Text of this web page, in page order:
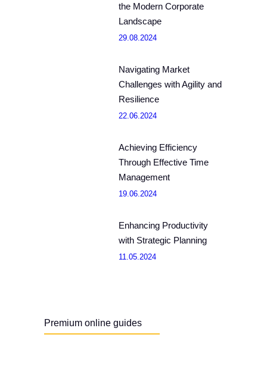
the Modern Corporate
Landscape
29.08.2024
Navigating Market
Challenges with Agility and
Resilience
22.06.2024
Achieving Efficiency
Through Effective Time
Management
19.06.2024
Enhancing Productivity
with Strategic Planning
11.05.2024
Premium online guides